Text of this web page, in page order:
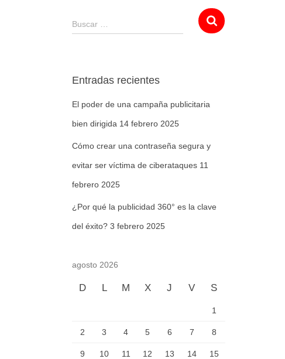
Buscar …
Entradas recientes
El poder de una campaña publicitaria
bien dirigida 14 febrero 2025
Cómo crear una contraseña segura y
evitar ser víctima de ciberataques 11
febrero 2025
¿Por qué la publicidad 360° es la clave
del éxito? 3 febrero 2025
agosto 2026
D L M X J V S
1
2 3 4 5 6 7 8
9 10 11 12 13 14 15